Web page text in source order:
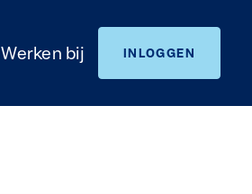
Werken bij INLOGGEN